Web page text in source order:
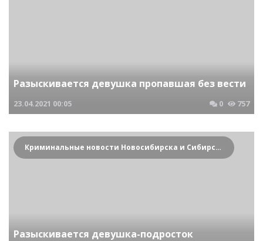
Разыскивается девушка пропавшая без вести
23.04.2021 00:05 0 757
Криминальные новости Новосибирска и Сибирского региона
Разыскивается девушка-подросток